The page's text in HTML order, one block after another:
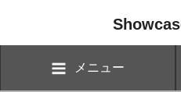
メニュー